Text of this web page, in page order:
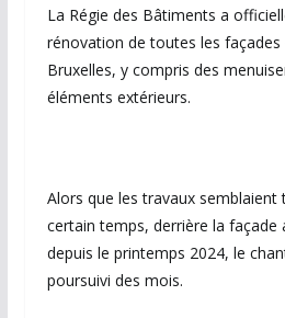
La Régie des Bâtiments a
rénovation de toutes les façades
Bruxelles, y compris des
éléments extérieurs.
Alors que les travaux semblaient
certain temps, derrière la façade
depuis le printemps 2024, le
poursuivi des mois.